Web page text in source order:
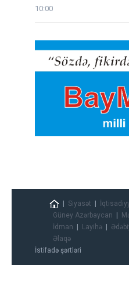
10:00
Siyasət
Güney Azərbaycan
İdman
Layihə
Əlaqə
İstifadə şərtləri